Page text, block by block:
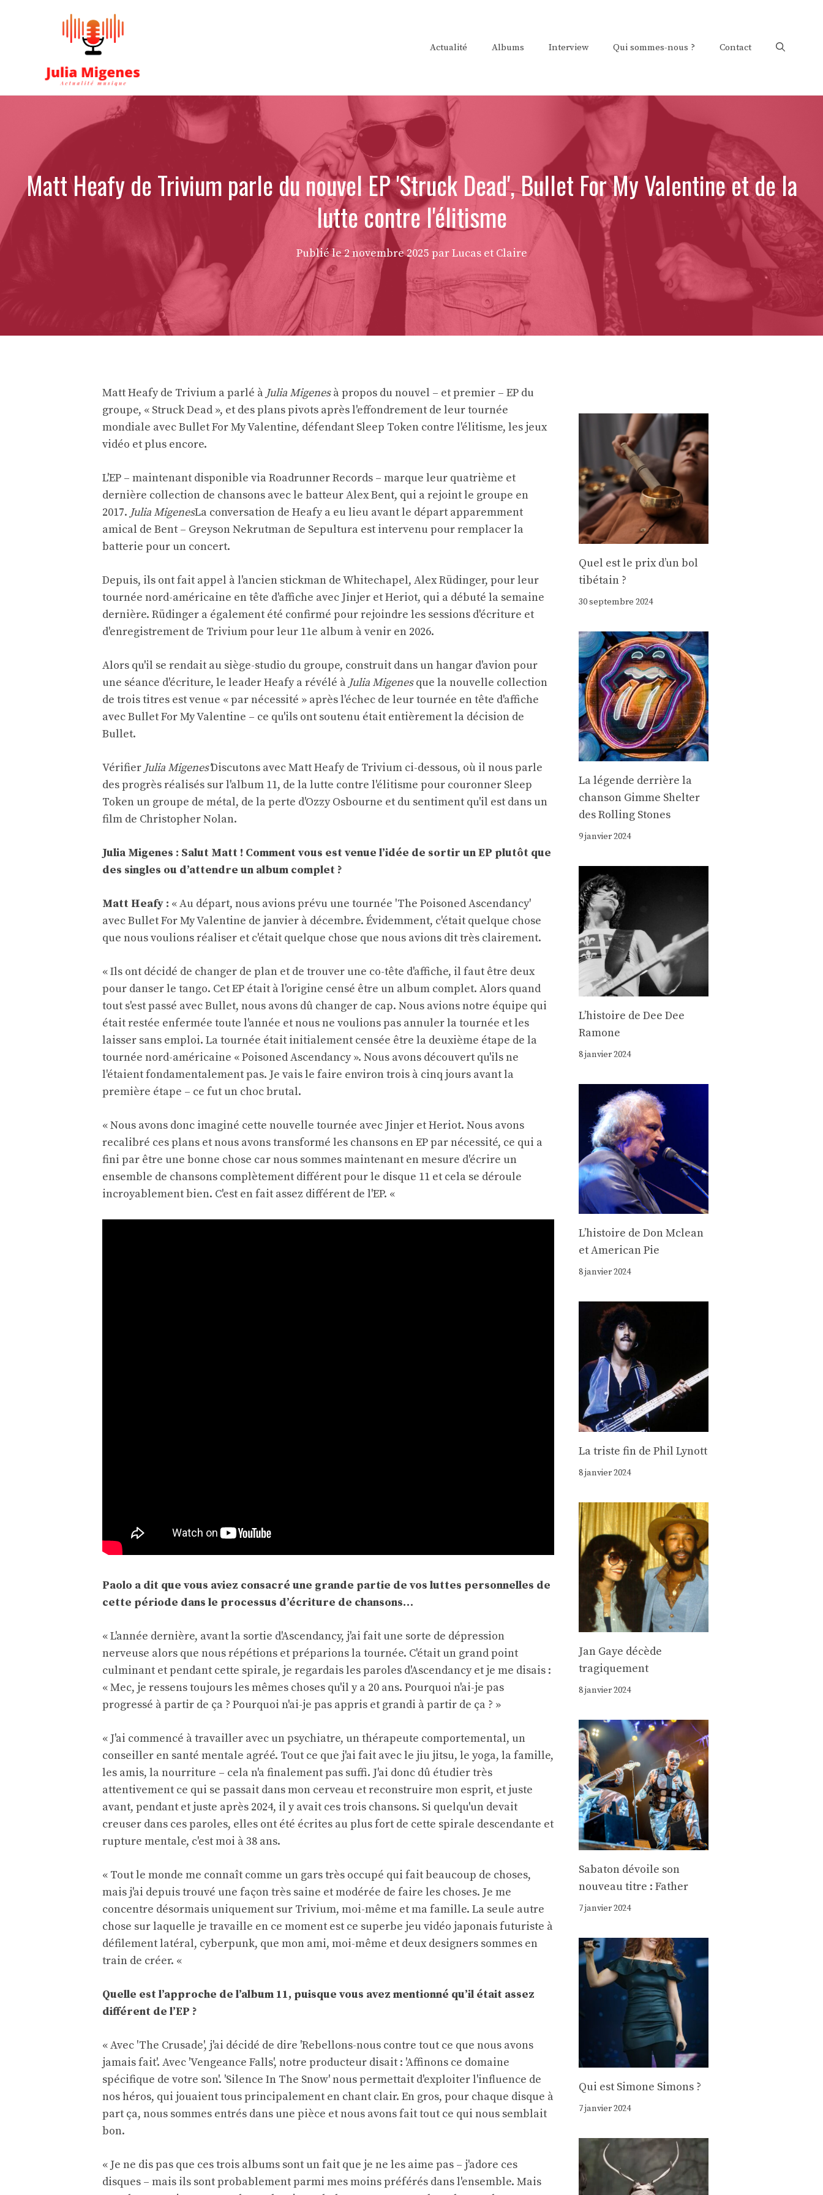
Actualité Albums Interview Qui sommes-nous ? Contact
Matt Heafy de Trivium parle du nouvel EP 'Struck Dead', Bullet For My Valentine et de la
lutte contre l'élitisme
Publié le2 novembre 2025 par Lucas et Claire
Matt Heafy de Trivium a parlé à Julia Migenesà propos du nouvel – et premier – EP du
groupe, « Struck Dead », et des plans pivots après l'effondrement de leur tournée
mondiale avec Bullet For My Valentine, défendant Sleep Token contre l'élitisme, les jeux
vidéo et plus encore.
L'EP – maintenant disponible via Roadrunner Records – marque leur quatrième et
dernière collection de chansons avec le batteur Alex Bent, qui a rejoint le groupe en
2017. Julia MigenesLa conversation de Heafy a eu lieu avant le départ apparemment
amical de Bent – ​​Greyson Nekrutman de Sepultura est intervenu pour remplacer la
batterie pour un concert.
Depuis, ils ont fait appel à l'ancien stickman de Whitechapel, Alex Rüdinger, pour leur
tournée nord-américaine en tête d'affiche avec Jinjer et Heriot, qui a débuté la semaine
dernière. Rüdinger a également été confirmé pour rejoindre les sessions d'écriture et
d'enregistrement de Trivium pour leur 11e album à venir en 2026.
Alors qu'il se rendait au siège-studio du groupe, construit dans un hangar d'avion pour
une séance d'écriture, le leader Heafy a révélé à Julia Migenesque la nouvelle collection
de trois titres est venue « par nécessité » après l'échec de leur tournée en tête d'affiche
avec Bullet For My Valentine – ce qu'ils ont soutenu était entièrement la décision de
Bullet.
Vérifier Julia Migenes'Discutons avec Matt Heafy de Trivium ci-dessous, où il nous parle
des progrès réalisés sur l'album 11, de la lutte contre l'élitisme pour couronner Sleep
Token un groupe de métal, de la perte d'Ozzy Osbourne et du sentiment qu'il est dans un
film de Christopher Nolan.
Julia Migenes : Salut Matt ! Comment vous est venue l’idée de sortir un EP plutôt que
des singles ou d’attendre un album complet ?
Matt Heafy : « Au départ, nous avions prévu une tournée 'The Poisoned Ascendancy'
avec Bullet For My Valentine de janvier à décembre. Évidemment, c'était quelque chose
que nous voulions réaliser et c'était quelque chose que nous avions dit très clairement.
« Ils ont décidé de changer de plan et de trouver une co-tête d'affiche, il faut être deux
pour danser le tango. Cet EP était à l'origine censé être un album complet. Alors quand
tout s'est passé avec Bullet, nous avons dû changer de cap. Nous avions notre équipe qui
était restée enfermée toute l'année et nous ne voulions pas annuler la tournée et les
laisser sans emploi. La tournée était initialement censée être la deuxième étape de la
tournée nord-américaine « Poisoned Ascendancy ». Nous avons découvert qu'ils ne
l'étaient fondamentalement pas. Je vais le faire environ trois à cinq jours avant la
première étape – ce fut un choc brutal.
« Nous avons donc imaginé cette nouvelle tournée avec Jinjer et Heriot. Nous avons
recalibré ces plans et nous avons transformé les chansons en EP par nécessité, ce qui a
fini par être une bonne chose car nous sommes maintenant en mesure d'écrire un
ensemble de chansons complètement différent pour le disque 11 et cela se déroule
incroyablement bien. C'est en fait assez différent de l'EP. «
Paolo a dit que vous aviez consacré une grande partie de vos luttes personnelles de
cette période dans le processus d’écriture de chansons…
« L'année dernière, avant la sortie d'Ascendancy, j'ai fait une sorte de dépression
nerveuse alors que nous répétions et préparions la tournée. C'était un grand point
culminant et pendant cette spirale, je regardais les paroles d'Ascendancy et je me disais :
« Mec, je ressens toujours les mêmes choses qu'il y a 20 ans. Pourquoi n'ai-je pas
progressé à partir de ça ? Pourquoi n'ai-je pas appris et grandi à partir de ça ? »
« J'ai commencé à travailler avec un psychiatre, un thérapeute comportemental, un
conseiller en santé mentale agréé. Tout ce que j'ai fait avec le jiu jitsu, le yoga, la famille,
les amis, la nourriture – cela n'a finalement pas suffi. J'ai donc dû étudier très
attentivement ce qui se passait dans mon cerveau et reconstruire mon esprit, et juste
avant, pendant et juste après 2024, il y avait ces trois chansons. Si quelqu'un devait
creuser dans ces paroles, elles ont été écrites au plus fort de cette spirale descendante et
rupture mentale, c'est moi à 38 ans.
« Tout le monde me connaît comme un gars très occupé qui fait beaucoup de choses,
mais j'ai depuis trouvé une façon très saine et modérée de faire les choses. Je me
concentre désormais uniquement sur Trivium, moi-même et ma famille. La seule autre
chose sur laquelle je travaille en ce moment est ce superbe jeu vidéo japonais futuriste à
défilement latéral, cyberpunk, que mon ami, moi-même et deux designers sommes en
train de créer. «
Quelle est l’approche de l’album 11, puisque vous avez mentionné qu’il était assez
différent de l’EP ?
« Avec 'The Crusade', j'ai décidé de dire 'Rebellons-nous contre tout ce que nous avons
jamais fait'. Avec 'Vengeance Falls', notre producteur disait : 'Affinons ce domaine
spécifique de votre son'. 'Silence In The Snow' nous permettait d'exploiter l'influence de
nos héros, qui jouaient tous principalement en chant clair. En gros, pour chaque disque à
part ça, nous sommes entrés dans une pièce et nous avons fait tout ce qui nous semblait
bon.
« Je ne dis pas que ces trois albums sont un fait que je ne les aime pas – j'adore ces
disques – mais ils sont probablement parmi mes moins préférés dans l'ensemble. Mais
Quel est le prix d’un bol
tibétain ?
30 septembre 2024
La légende derrière la
chanson Gimme Shelter
des Rolling Stones
9 janvier 2024
Lʼhistoire de Dee Dee
Ramone
8 janvier 2024
Lʼhistoire de Don Mclean
et American Pie
8 janvier 2024
La triste fin de Phil Lynott
8 janvier 2024
Jan Gaye décède
tragiquement
8 janvier 2024
Sabaton dévoile son
nouveau titre : Father
7 janvier 2024
Qui est Simone Simons ?
7 janvier 2024